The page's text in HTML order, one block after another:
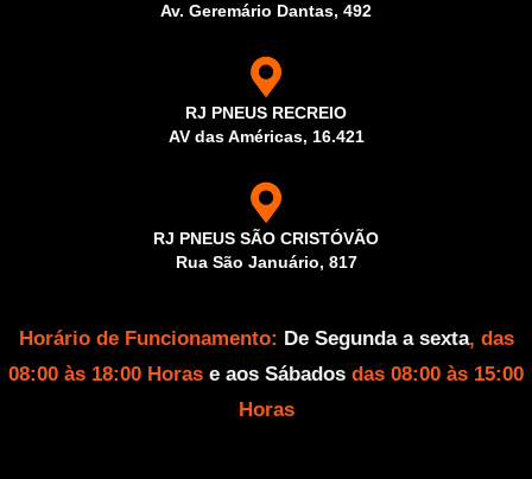
Av. Geremário Dantas, 492
RJ PNEUS RECREIO
AV das Américas, 16.421
RJ PNEUS SÃO CRISTÓVÃO
Rua São Januário, 817
Horário de Funcionamento: De Segunda a sexta, das
08:00 às 18:00 Horas e aos Sábados das 08:00 às 15:00
Horas